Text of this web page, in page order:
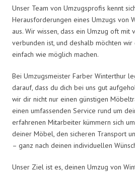
Unser Team von Umzugsprofis kennt
Herausforderungen eines Umzugs von
aus. Wir wissen, dass ein Umzug oft mit
verbunden ist, und deshalb möchten
einfach wie möglich machen.
Bei Umzugsmeister Farber Winterthur
darauf, dass du dich bei uns gut
wir dir nicht nur einen günstigen
einen umfassenden Service rund um
erfahrenen Mitarbeiter kümmern sich
deiner Möbel, den sicheren Transport
– ganz nach deinen individuellen
Unser Ziel ist es, deinen Umzug von